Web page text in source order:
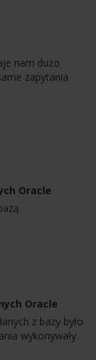
nam dużo
zapytania
Oracle
Oracle
z bazy było
wykonywały